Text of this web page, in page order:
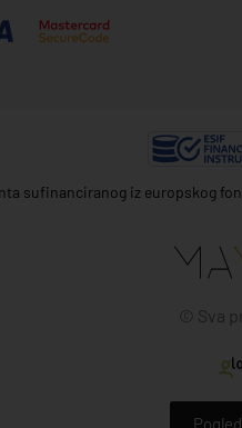
sufinanciranog iz europskog
© Sva